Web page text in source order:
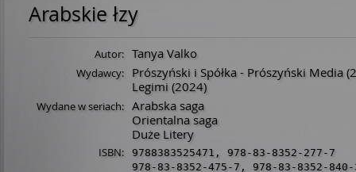
Arabskie łzy
Autor: Tanya Valko
Wydawcy: Prószyński i Spółka - Prószyński Media
Legimi (2024)
Wydane w seriach: Arabska saga
Orientalna saga
Duże Litery
ISBN: 9788383525471 , 978-83-8352-277-7
978-83-8352-475-7 , 978-83-8352-840-